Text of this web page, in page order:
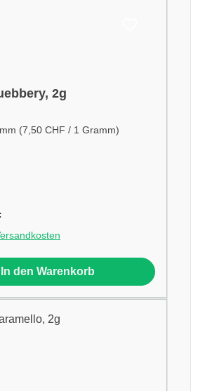
2g
(7,50 CHF / 1 Gramm)
In den Warenkorb